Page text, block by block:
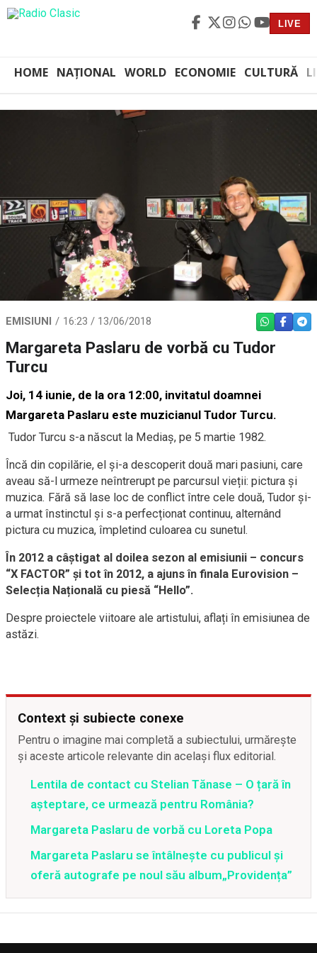
LIVE
HOME NAȚIONAL WORLD ECONOMIE CULTURĂ
EMISIUNI 16:23 / 13/06/2018 WHATSAPP
Margareta Paslaru de vorbă cu Tudor
Turcu
Joi, 14 iunie, de la ora 12:00, invitatul doamnei
Margareta Paslaru este muzicianul Tudor Turcu.
Tudor Turcu s-a născut la Mediaș, pe 5 martie 1982.
Încă din copilărie, el și-a descoperit două mari pasiuni, care
aveau să-l urmeze neîntrerupt pe parcursul vieții: pictura și
muzica. Fără să lase loc de conflict între cele două, Tudor și-
a urmat înstinctul și s-a perfecționat continuu, alternând
pictura cu muzica, împletind culoarea cu sunetul.
În 2012 a câștigat al doilea sezon al emisiunii – concurs
“X FACTOR” și tot în 2012, a ajuns în finala Eurovision –
Selecția Națională cu piesă “Hello”.
Despre proiectele viitoare ale artistului, aflați în emisiunea de
astăzi.
Context și subiecte conexe
Pentru o imagine mai completă a subiectului, urmărește
și aceste articole relevante din același flux editorial.
Lentila de contact cu Stelian Tănase – O țară în
așteptare, ce urmează pentru România?
Margareta Paslaru de vorbă cu Loreta Popa
Margareta Paslaru se întâlnește cu publicul și
oferă autografe pe noul său album„Providența”